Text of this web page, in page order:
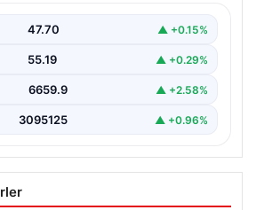
destekli otoyol denetimlerinde
47.70 ▲ +0.15%
55.19 ▲ +0.29%
6659.9 ▲ +2.58%
3095125 ▲ +0.96%